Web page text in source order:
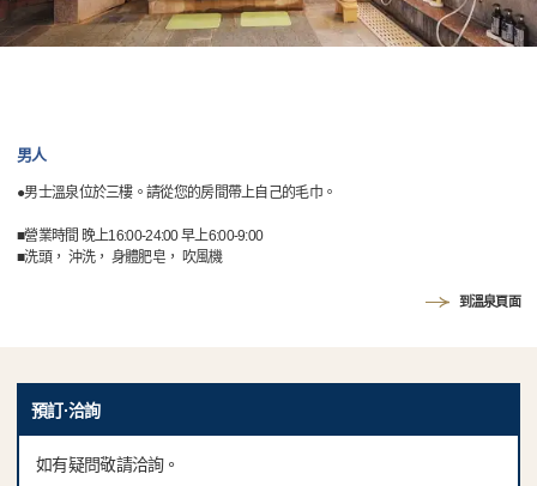
男人
●男士溫泉位於三樓。請從您的房間帶上自己的毛巾。
■營業時間 晚上16:00-24:00 早上6:00-9:00
■洗頭， 沖洗， 身體肥皂， 吹風機
到溫泉頁面
預訂·洽詢
如有疑問敬請洽詢。